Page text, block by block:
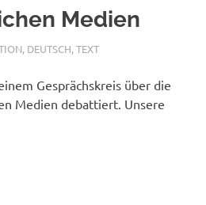
Medien
, DEUTSCH,TEXT
Gesprächskreis über die
Medien debattiert. Unsere